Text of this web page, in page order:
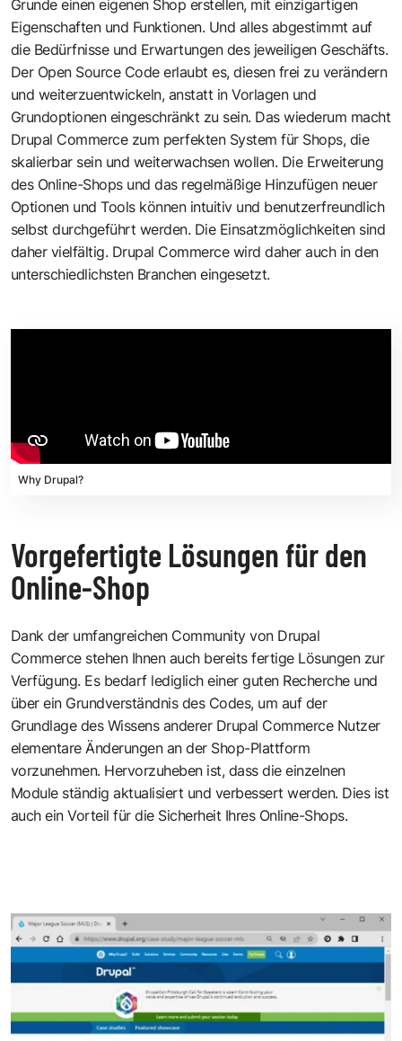
Grunde einen eigenen Shop erstellen, mit einzigartigen
Eigenschaften und Funktionen. Und alles abgestimmt auf
die Bedürfnisse und Erwartungen des jeweiligen Geschäfts.
Der Open Source Code erlaubt es, diesen frei zu verändern
und weiterzuentwickeln, anstatt in Vorlagen und
Grundoptionen eingeschränkt zu sein. Das wiederum macht
Drupal Commerce zum perfekten System für Shops, die
skalierbar sein und weiterwachsen wollen. Die Erweiterung
des Online-Shops und das regelmäßige Hinzufügen neuer
Optionen und Tools können intuitiv und benutzerfreundlich
selbst durchgeführt werden. Die Einsatzmöglichkeiten sind
daher vielfältig. Drupal Commerce wird daher auch in den
unterschiedlichsten Branchen eingesetzt.
Why Drupal?
Vorgefertigte Lösungen für den
Online-Shop
Dank der umfangreichen Community von Drupal
Commerce stehen Ihnen auch bereits fertige Lösungen zur
Verfügung. Es bedarf lediglich einer guten Recherche und
über ein Grundverständnis des Codes, um auf der
Grundlage des Wissens anderer Drupal Commerce Nutzer
elementare Änderungen an der Shop-Plattform
vorzunehmen. Hervorzuheben ist, dass die einzelnen
Module ständig aktualisiert und verbessert werden. Dies ist
auch ein Vorteil für die Sicherheit Ihres Online-Shops.